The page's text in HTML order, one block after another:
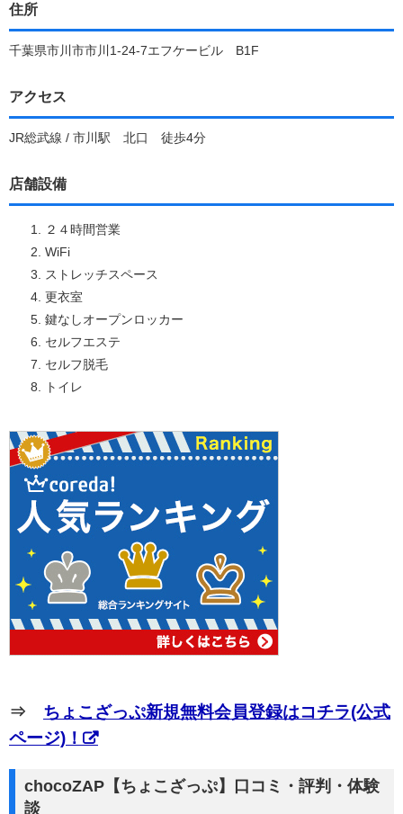
住所
千葉県市川市市川1-24-7エフケービル B1F
アクセス
JR総武線 / 市川駅 北口 徒歩4分
店舗設備
２４時間営業
WiFi
ストレッチスペース
更衣室
鍵なしオープンロッカー
セルフエステ
セルフ脱毛
トイレ
⇒ ちょこざっぷ新規無料会員登録はコチラ(公式
ページ)！
chocoZAP【ちょこざっぷ】口コミ・評判・体験
談